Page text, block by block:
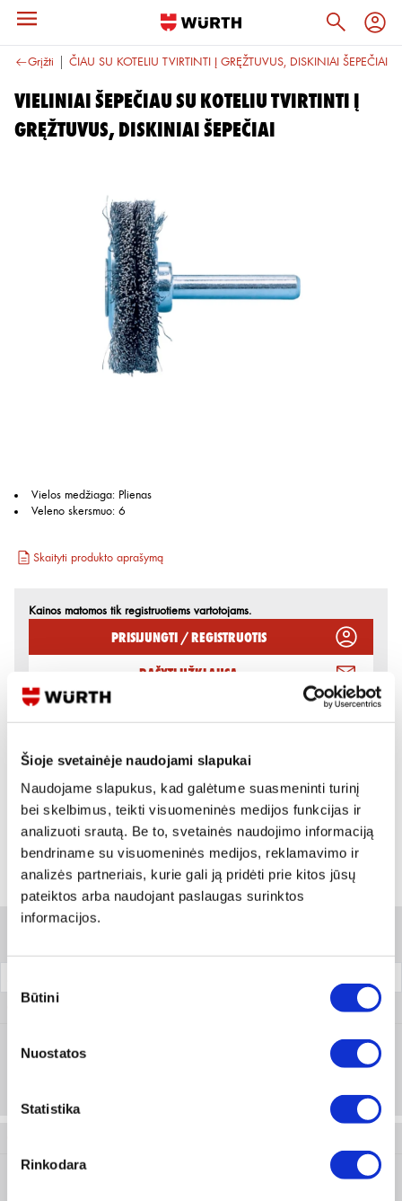
Šioje svetainėje naudojami slapukai
Naudojame slapukus, kad galėtume suasmeninti turinį
bei skelbimus, teikti visuomeninės medijos funkcijas ir
analizuoti srautą. Be to, svetainės naudojimo informaciją
bendriname su visuomeninės medijos, reklamavimo ir
analizės partneriais, kurie gali ją pridėti prie kitos jūsų
pateiktos arba naudojant paslaugas surinktos
informacijos.
pasirinkimas
Būtini
Nuostatos
Statistika
Rinkodara
GrįžtiŠEPEČIAU SU KOTELIU TVIRTINTI Į GRĘŽTUVUS, DISKINIAI ŠEPEČIAI
VIELINIAI ŠEPEČIAU SU KOTELIU TVIRTINTI Į
GRĘŽTUVUS, DISKINIAI ŠEPEČIAI
Vielos medžiaga: Plienas
Veleno skersmuo: 6
Skaityti produkto aprašymą
Kainos matomos tik registruotiems vartotojams.
Prisijungti / Registruotis
Rašyti užklausą
Skambinti:
+370 694 91387
Variantai
Prisijungti arba registruotis